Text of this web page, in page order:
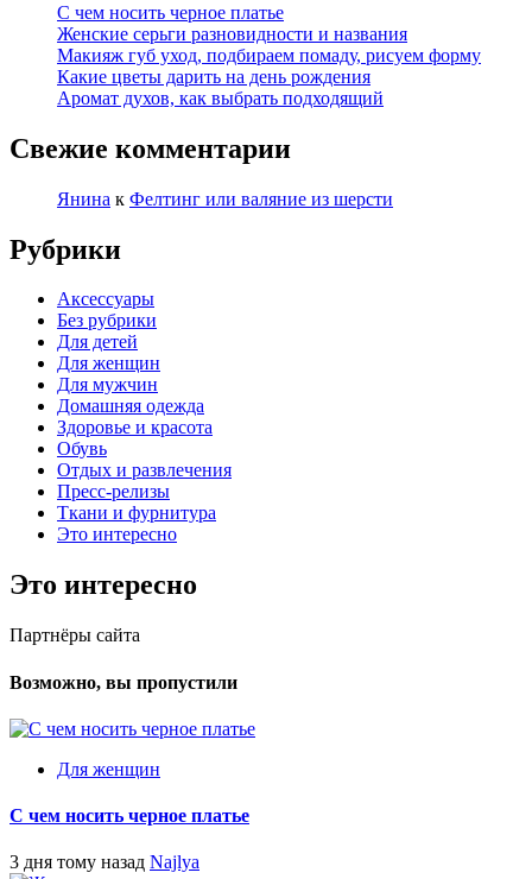
С чем носить черное платье
Женские серьги разновидности и названия
Макияж губ уход, подбираем помаду, рисуем форму
Какие цветы дарить на день рождения
Аромат духов, как выбрать подходящий
Свежие комментарии
Янина к Фелтинг или валяние из шерсти
Рубрики
Аксессуары
Без рубрики
Для детей
Для женщин
Для мужчин
Домашняя одежда
Здоровье и красота
Обувь
Отдых и развлечения
Пресс-релизы
Ткани и фурнитура
Это интересно
Это интересно
Партнёры сайта
Возможно, вы пропустили
Для женщин
С чем носить черное платье
3 дня тому назад Najlya